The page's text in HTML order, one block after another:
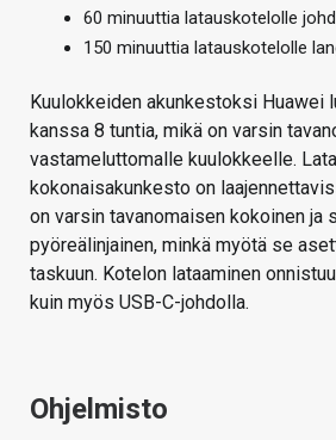
60 minuuttia latauskotelolle
150 minuuttia latauskotelolle
Kuulokkeiden akunkestoksi Huawei
kanssa 8 tuntia, mikä on varsin
vastameluttomalle kuulokkeelle.
kokonaisakunkesto on
on varsin tavanomaisen kokoinen ja
pyöreälinjainen, minkä myötä se
taskuun. Kotelon lataaminen
kuin myös USB-C-johdolla.
Ohjelmisto